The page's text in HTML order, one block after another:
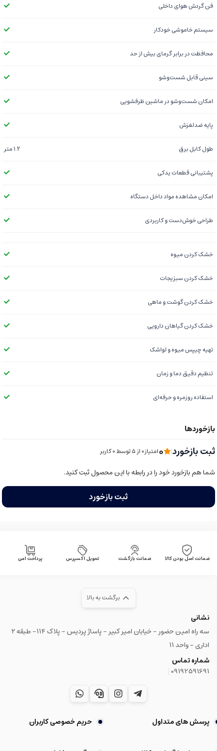
فن گردش هوای داخلی
سیستم خاموشی خودکار
محافظت در برابر گرمای بیش از حد
سینی قابل شست‌وشو
امکان شست‌وشو در ماشین ظرفشویی
پایه ضدلغزش
طول کابل برق ۱.۲ متر
پشتیبانی قطعات یدکی
امکان مشاهده مواد داخل دستگاه
طراحی خوش‌دست و کاربردی
خشک کردن میوه
خشک کردن سبزیجات
خشک کردن گوشت و ماهی
خشک کردن گیاهان دارویی
تهیه چیپس میوه و لواشک
تنظیم دقیق دما و زمان
استفاده روزمره و حرفه‌ای
ثبت بازخورد|
0امتیاز0 از ۵ توسط 0 کاربر
شما هم بازخورد خود را در رابطه با این محصول ثبت کنید.
ثبت بازخورد
ضمانت اصل بودن کالا ضمانت بازگشت تحویل اکسپرس پرداخت امن
برگشت به بالا
نشانی
سه راه امین حضور - خیابان امیر کبیر - پاساژ پردیس - پلاک ۱۱۴- طبقه ۲
اداری - واحد ۱۱
شماره تماس
09192591691
پرسش های متداول حریم خصوصی کاربران